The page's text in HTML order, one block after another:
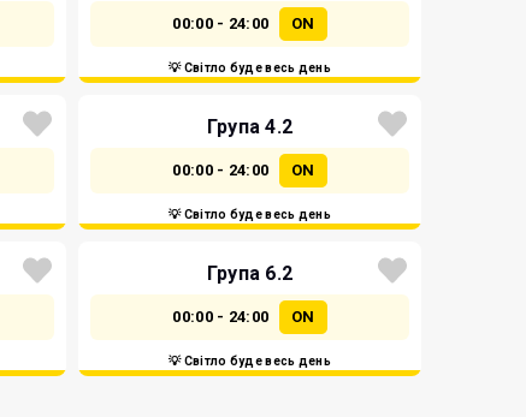
00:00 - 24:00 ON
💡 Світло буде весь день
Група 4.2
00:00 - 24:00 ON
💡 Світло буде весь день
Група 6.2
00:00 - 24:00 ON
💡 Світло буде весь день